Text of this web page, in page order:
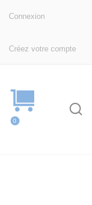
Connexion
Créez votre compte
0